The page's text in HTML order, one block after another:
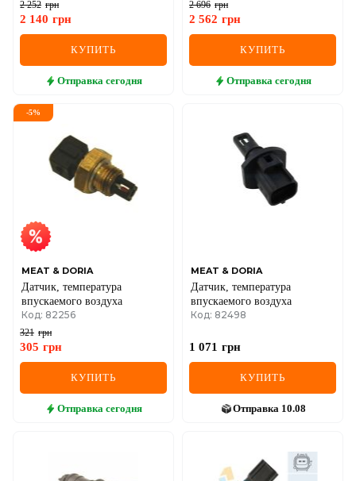
2 252 грн
2 140 грн
КУПИТЬ
Отправка сегодня
2 696 грн
2 562 грн
КУПИТЬ
Отправка сегодня
-5%
MEAT & DORIA
Датчик, температура
впускаемого воздуха
Код: 82256
321 грн
305 грн
КУПИТЬ
Отправка сегодня
MEAT & DORIA
Датчик, температура
впускаемого воздуха
Код: 82498
1 071 грн
КУПИТЬ
Отправка 10.08